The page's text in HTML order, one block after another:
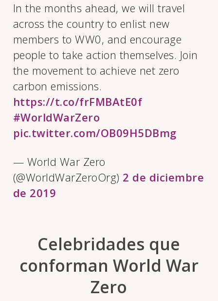
In the months ahead, we will travel
across the country to enlist new
members to WW0, and encourage
people to take action themselves. Join
the movement to achieve net zero
carbon emissions.
https://t.co/frFMBAtE0f
#WorldWarZero
pic.twitter.com/OB09H5DBmg
— World War Zero
(@WorldWarZeroOrg) 2 de diciembre
de 2019
Celebridades que
conforman World War
Zero